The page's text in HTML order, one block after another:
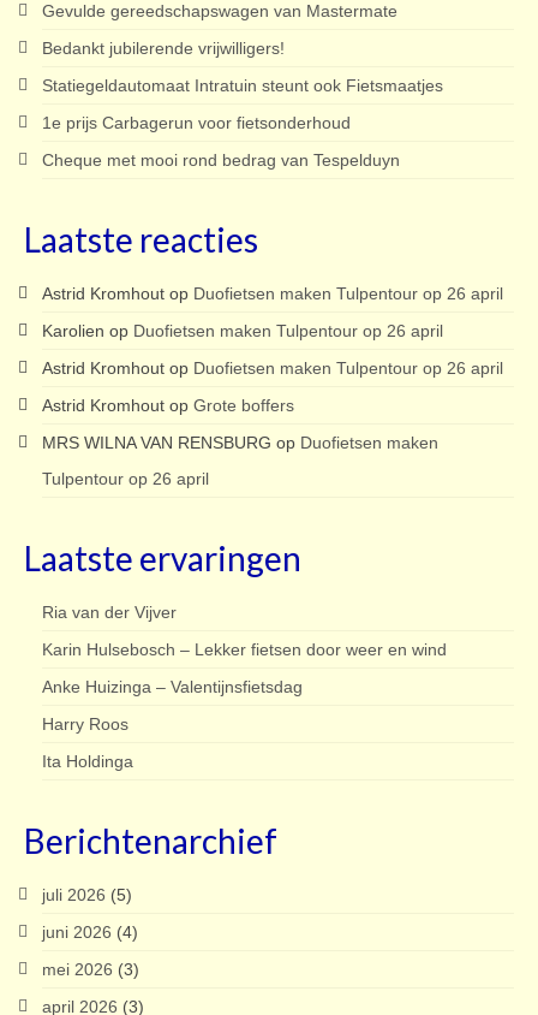
Gevulde gereedschapswagen van Mastermate
Bedankt jubilerende vrijwilligers!
Statiegeldautomaat Intratuin steunt ook Fietsmaatjes
1e prijs Carbagerun voor fietsonderhoud
Cheque met mooi rond bedrag van Tespelduyn
Laatste reacties
Astrid Kromhout op Duofietsen maken Tulpentour op 26 april
Karolien op Duofietsen maken Tulpentour op 26 april
Astrid Kromhout op Duofietsen maken Tulpentour op 26 april
Astrid Kromhout op Grote boffers
MRS WILNA VAN RENSBURG op Duofietsen maken
Tulpentour op 26 april
Laatste ervaringen
Ria van der Vijver
Karin Hulsebosch – Lekker fietsen door weer en wind
Anke Huizinga – Valentijnsfietsdag
Harry Roos
Ita Holdinga
Berichtenarchief
juli 2026 (5)
juni 2026 (4)
mei 2026 (3)
april 2026 (3)